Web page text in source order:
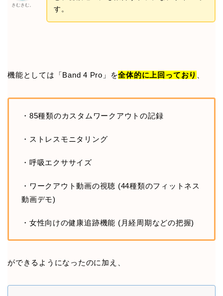
きむきむ。
す。
機能としては「Band 4 Pro」を全体的に上回っており
・85種類のカスタムワークアウトの記録
・ストレスモニタリング
・呼吸エクササイズ
・ワークアウト動画の視聴 (44種類のフィットネス
動画デモ)
・女性向けの健康追跡機能 (月経周期などの把握)
ができるようになったのに加え、